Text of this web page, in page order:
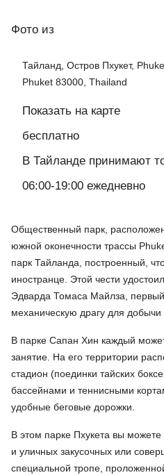
Фото из
Тайланд, Остров Пхукет,
Phuket 83000, Thailand
Показать на карте
бесплатно
В Тайланде принимают
06:00-19:00 ежедневно
Общественный парк,
южной оконечности трассы
парк Тайланда, построенный,
иностранце. Этой чести
Эдварда Томаса Майлза,
механическую драгу для добычи
В парке Сапан Хин каждый
занятие. На его территории
стадион (поединки тайских
бассейнами и теннисными
удобные беговые дорожки.
В этом парке Пхукета вы
и уличных закусочных или
специальной тропе,